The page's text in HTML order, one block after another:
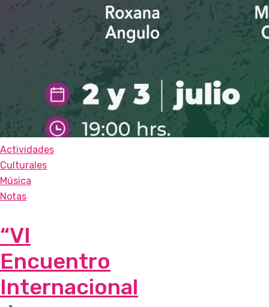
Actividades
Culturales
Música
Notas
“VI
Encuentro
Internacional